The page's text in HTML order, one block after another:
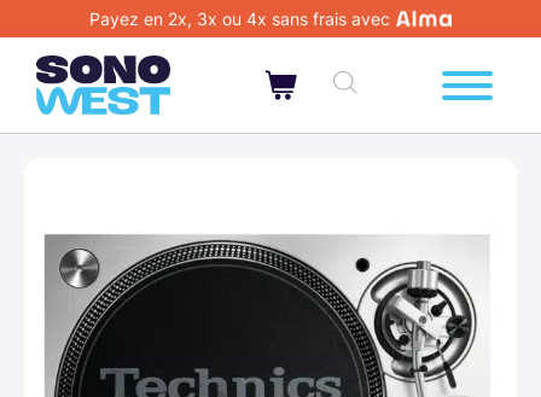
Payez en 2x, 3x ou 4x sans frais avec